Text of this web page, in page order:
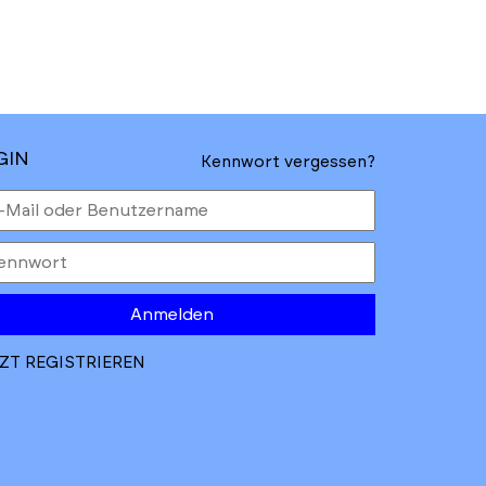
Kennwort vergessen?
Anmelden
REGISTRIEREN